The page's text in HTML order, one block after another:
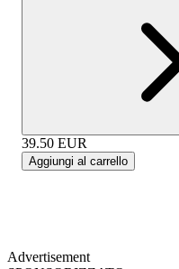
39.50 EUR
Aggiungi al carrello
Advertisement